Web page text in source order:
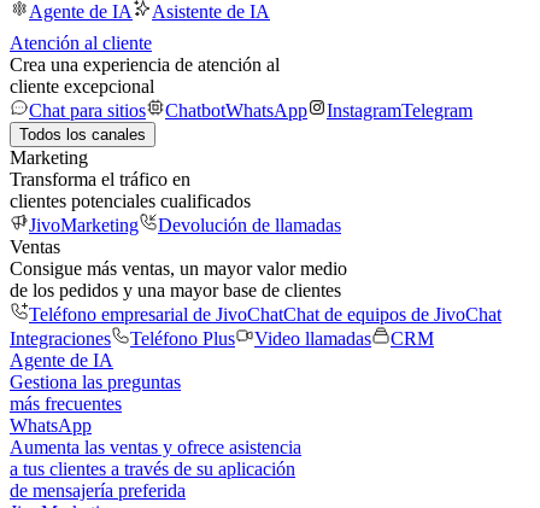
Agente de IA
Asistente de IA
Atención al cliente
Crea una experiencia de atención al
cliente excepcional
Chat para sitios
ChatbotWhatsApp InstagramTelegram
Todos los canales
Marketing
Transforma el tráfico en
clientes potenciales cualificados
JivoMarketing
Devolución de llamadas
Ventas
Consigue más ventas, un mayor valor medio
de los pedidos y una mayor base de clientes
Teléfono empresarial de JivoChatChat de equipos de JivoChat
Integraciones
Teléfono Plus Video llamadas
CRM
Agente de IA
Gestiona las preguntas
más frecuentes
WhatsApp
Aumenta las ventas y ofrece asistencia
a tus clientes a través de su aplicación
de mensajería preferida